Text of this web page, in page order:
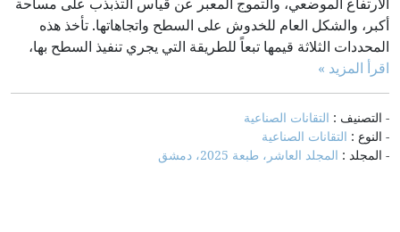
أكبر، والشكل العام للخدوش على السطح واتجاهاتها. تأخذ هذه
المحددات الثلاثة قيمها تبعاً للطريقة التي يجري تنفيذ السطح بها،
اقرأ المزيد »
- التصنيف : التقانات الصناعية
- النوع : التقانات الصناعية
- المجلد : المجلد العاشر، طبعة 2025، دمشق